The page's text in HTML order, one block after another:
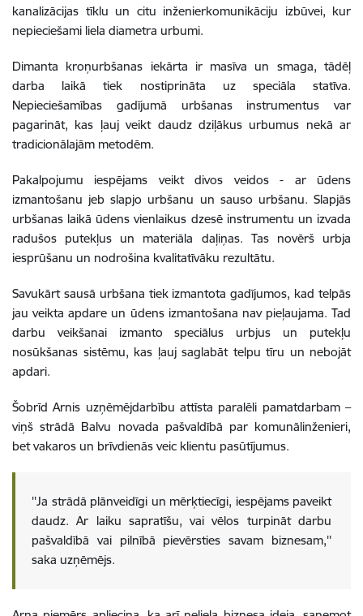
kanalizācijas tīklu un citu inženierkomunikāciju izbūvei, kur
nepieciešami liela diametra urbumi.
Dimanta kroņurbšanas iekārta ir masīva un smaga, tādēļ
darba laikā tiek nostiprināta uz speciāla statīva.
Nepieciešamības gadījumā urbšanas instrumentus var
pagarināt, kas ļauj veikt daudz dziļākus urbumus nekā ar
tradicionālajām metodēm.
Pakalpojumu iespējams veikt divos veidos - ar ūdens
izmantošanu jeb slapjo urbšanu un sauso urbšanu. Slapjās
urbšanas laikā ūdens vienlaikus dzesē instrumentu un izvada
radušos putekļus un materiāla daļiņas. Tas novērš urbja
iesprūšanu un nodrošina kvalitatīvāku rezultātu.
Savukārt sausā urbšana tiek izmantota gadījumos, kad telpās
jau veikta apdare un ūdens izmantošana nav pieļaujama. Tad
darbu veikšanai izmanto speciālus urbjus un putekļu
nosūkšanas sistēmu, kas ļauj saglabāt telpu tīru un nebojāt
apdari.
Šobrīd Arnis uzņēmējdarbību attīsta paralēli pamatdarbam –
viņš strādā Balvu novada pašvaldībā par komunālinženieri,
bet vakaros un brīvdienās veic klientu pasūtījumus.
''Ja strādā plānveidīgi un mērķtiecīgi, iespējams paveikt
daudz. Ar laiku sapratīšu, vai vēlos turpināt darbu
pašvaldībā vai pilnībā pievērsties savam biznesam,''
saka uzņēmējs.